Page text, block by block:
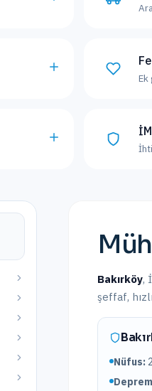
Ek
Bakırköy,
şeffaf,
Nüfus: